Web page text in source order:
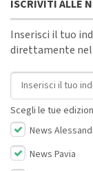
ISCRIVITI ALLE
Inserisci il tuo
direttamente
Indirizzo email
Scegli le tue
News
News Pavia